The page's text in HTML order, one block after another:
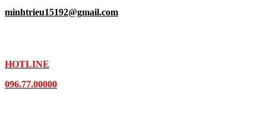
minhtrieu15192@gmail.com
HOTLINE
096.77.00000